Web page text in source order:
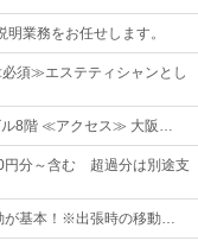
業務をお任せします。
須≫エステティシャンとし
ル8階 ≪アクセス≫ 大阪…
円分～含む 超過分は別途支
基本！※出張時の移動…